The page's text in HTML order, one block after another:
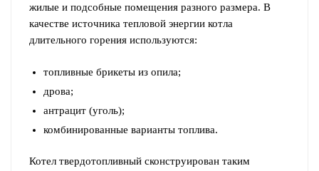
жилые и подсобные помещения разного размера. В
качестве источника тепловой энергии котла
длительного горения используются:
топливные брикеты из опила;
дрова;
антрацит (уголь);
комбинированные варианты топлива.
Котел твердотопливный сконструирован таким